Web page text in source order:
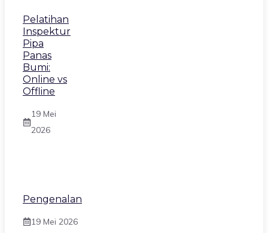
Pelatihan
Inspektur
Pipa
Panas
Bumi:
Online vs
Offline
19 Mei
2026
Pengenalan
19 Mei 2026